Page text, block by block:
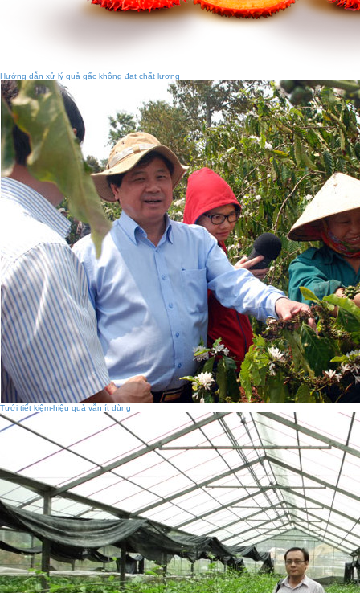
Hướng dẫn xử lý quả gấc không đạt chất lượng
Tưới tiết kiệm-hiệu quả vẫn ít dùng